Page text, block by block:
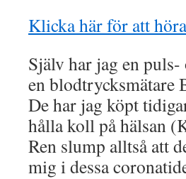
Klicka här för att
Själv har jag en
en blodtrycksmätare
De har jag köpt
hålla koll på hälsan
Ren slump alltså att
mig i dessa